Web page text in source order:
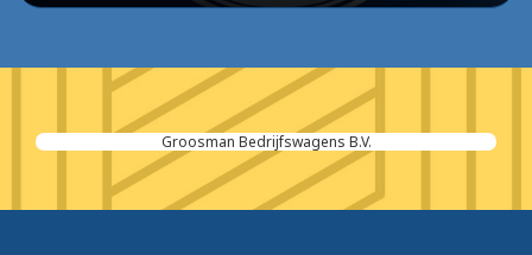
Groosman Bedrijfswagens B.V.